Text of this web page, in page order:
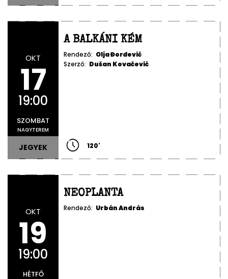
OKT
17
19:00
SZOMBAT
NAGYTEREM
JEGYEK
A BALKÁNI KÉM
Rendező: Olja Đorđević
Szerző: Dušan Kovačević
120'
OKT
19
19:00
HÉTFŐ
NEOPLANTA
Rendező: Urbán András